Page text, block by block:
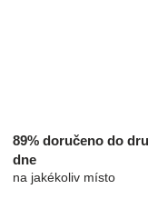
89% doručeno do
dne
na jakékoliv místo